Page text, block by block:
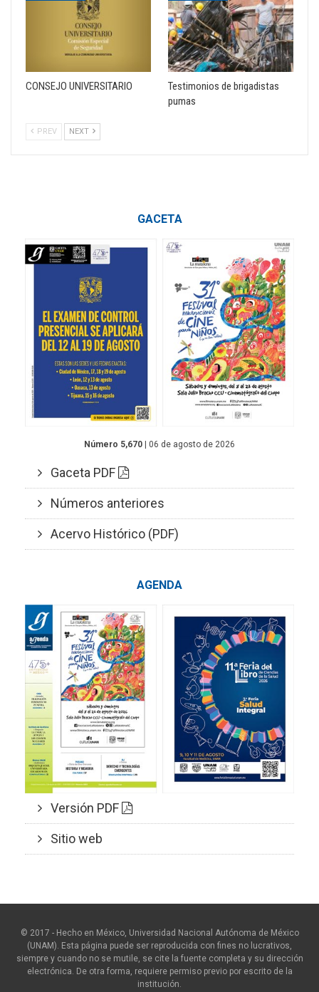
CONSEJO UNIVERSITARIO
Testimonios de brigadistas
pumas
PREV NEXT
GACETA
Número 5,670 | 06 de agosto de 2026
Gaceta PDF
Números anteriores
Acervo Histórico (PDF)
AGENDA
Versión PDF
Sitio web
© 2017 - Hecho en México, Universidad Nacional Autónoma de México
(UNAM). Esta página puede ser reproducida con fines no lucrativos,
siempre y cuando no se mutile, se cite la fuente completa y su dirección
electrónica. De otra forma, requiere permiso previo por escrito de la
institución.